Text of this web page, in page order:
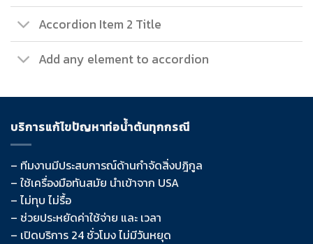
Accordion Item 2 Title
Add any element to accordion
บริการแก้ไขปัญหาท่อน้ำตันทุกกรณี
– ทีมงานมีประสบการณ์ด้านกำจัดสิ่งปฎิกูล
– ใช้เครื่องมือทันสมัย นำเข้าจาก USA
– ไม่ทุบ ไม่รื้อ
– ช่วยประหยัดค่าใช้จ่าย และ เวลา
– เปิดบริการ 24 ชั่วโมง ไม่มีวันหยุด